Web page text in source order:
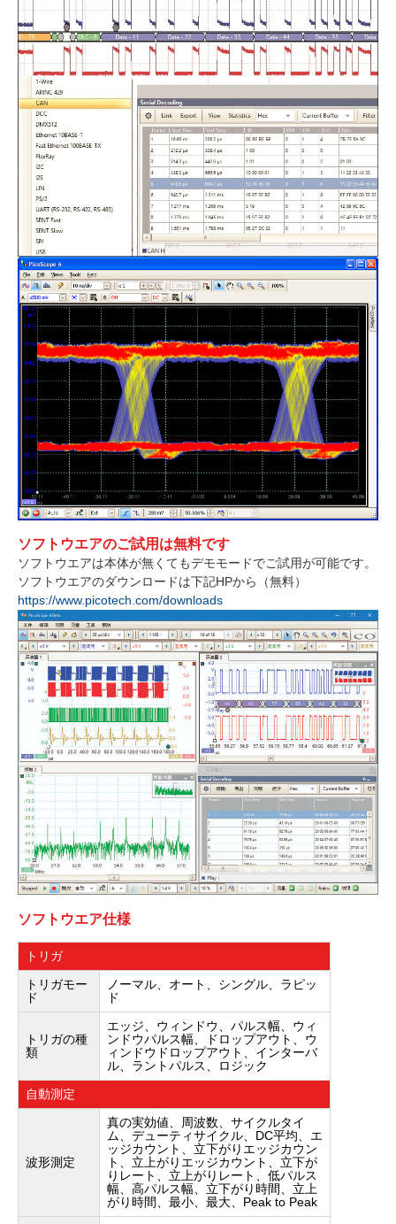
ソフトウエアのご試用は無料です
ソフトウエアは本体が無くてもデモモードでご試用が可能です。
ソフトウエアのダウンロードは下記HPから（無料）
https://www.picotech.com/downloads
ソフトウエア仕様
トリガ
トリガモー
ド
ノーマル、オート、シングル、ラピッ
ド
トリガの種
類
エッジ、ウィンドウ、パルス幅、ウィ
ンドウパルス幅、ドロップアウト、ウ
ィンドウドロップアウト、インターバ
ル、ラントパルス、ロジック
自動測定
波形測定
真の実効値、周波数、サイクルタイ
ム、デューティサイクル、DC平均、エ
ッジカウント、立下がりエッジカウン
ト、立上がりエッジカウント、立下が
りレート、立上がりレート、低パルス
幅、高パルス幅、立下がり時間、立上
がり時間、最小、最大、Peak to Peak